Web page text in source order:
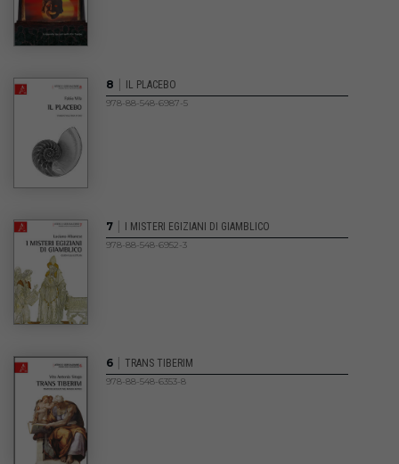
8 IL PLACEBO
978-88-548-6987-5
7 I MISTERI EGIZIANI DI GIAMBLICO
978-88-548-6952-3
6 | TRANS TIBERIM
978-88-548-6353-8